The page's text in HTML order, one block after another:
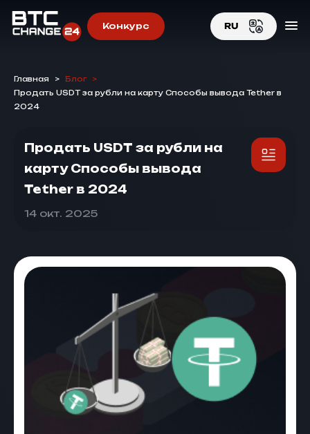
Конкурс RU
RU
Главная > Блог
>
Продать USDT за рубли на карту Способы вывода Tether в
2024
Продать USDT за рубли на
карту Способы вывода
Tether в 2024
14 окт. 2025